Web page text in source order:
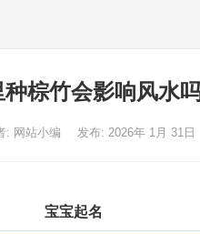
种棕竹会影响风水
: 网站小编 发布: 2026年 1月 31日
宝宝起名